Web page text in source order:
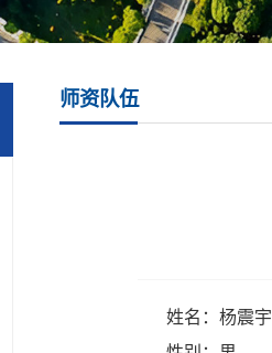
师资队伍
姓名：杨震宇